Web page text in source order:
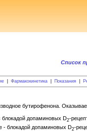
Список
Фармакокинетика Показания
бутирофенона.
блокадой допаминовых D2-
- блокадой допаминовых D2-